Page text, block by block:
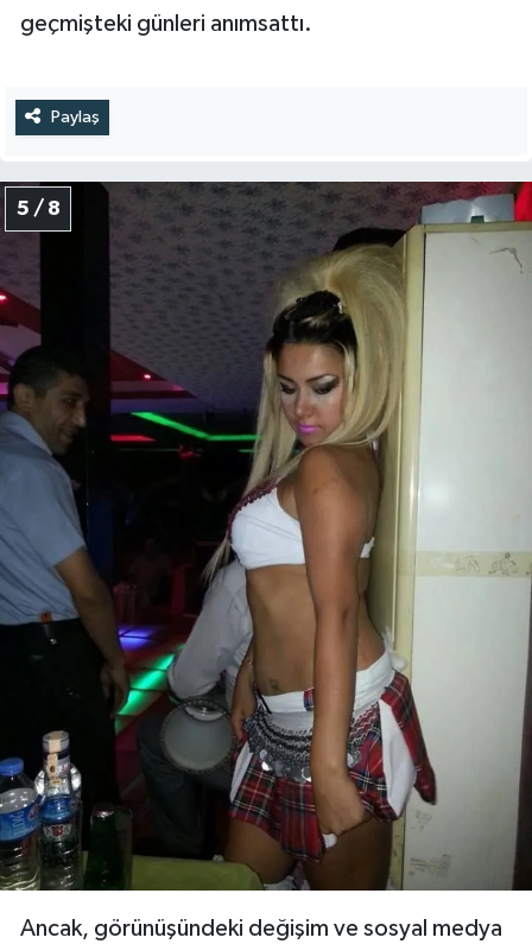
geçmişteki günleri anımsattı.
Paylaş
5 / 8
Ancak, görünüşündeki değişim ve sosyal medya